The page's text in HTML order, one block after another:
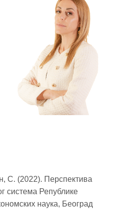
С. (2022). Перспектива
система Републике
наука, Београд